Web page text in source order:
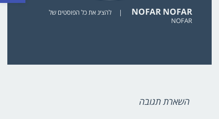
NOFAR NOFAR
|
להציג את כל הפוסטים של
NOFAR
השארת תגובה